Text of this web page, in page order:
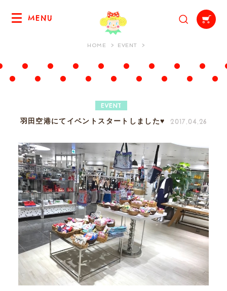
MENU
HOME EVENT
EVENT
羽田空港にてイベントスタートしました♥ 2017.04.26